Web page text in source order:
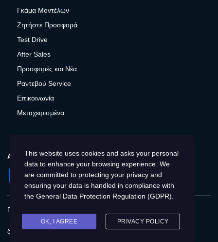
Γκάμα Μοντέλων
Ζητήστε Προσφορά
Test Drive
After Sales
Προσφορές και Νέα
Ραντεβού Service
Επικοινωνία
Μεταχειρισμένα
ΑΚΟΛΟΥΘΉΣΤΕ ΜΑΣ
Facebook
Instagram
LinkedIn
Twitter
YouTube
Πολιτική Απορρήτου
Cookies
Δικαιώματα του Υποκειμένου των
δεδομένων
Προσβασιμότητα
This website uses cookies and asks your personal
data to enhance your browsing experience. We
are committed to protecting your privacy and
ensuring your data is handled in compliance with
the General Data Protection Regulation (GDPR)
OK, I AGREE PRIVACY POLICY